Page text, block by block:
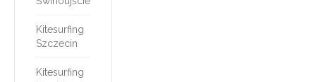
Kitesurfing
Szczecin
Kitesurfing